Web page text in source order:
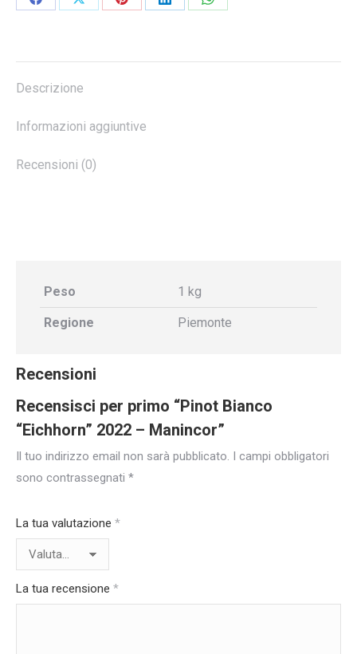
Share
Share
Share
Share
Share
Descrizione
Informazioni aggiuntive
Recensioni (0)
Peso 1 kg
Regione Piemonte
Recensioni
Recensisci per primo “Pinot Bianco
“Eichhorn” 2022 – Manincor”
Il tuo indirizzo email non sarà pubblicato. I campi obbligatori
sono contrassegnati *
La tua valutazione *
La tua recensione *